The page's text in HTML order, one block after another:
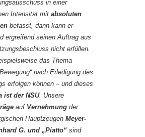
in einer
Intensität mit absoluten
befasst, dann kann er
ergreifend seinen Auftrag aus
nicht erfüllen.
das Thema
nach Erledigung des
erfolgen können – und dieses
ist der NSU. Unsere
auf Vernehmung der
Hauptzeugen Meyer-
G. und „Piatto“ sind